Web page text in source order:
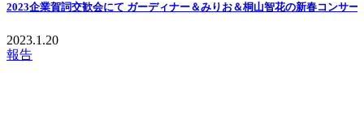
2023企業賀詞交歓会にて ガーディナー＆みりお＆桐山智花の新春コンサー
2023.1.20
報告